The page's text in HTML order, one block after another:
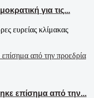
για τις...
ευρείας κλίμακας
επίσημα από την...